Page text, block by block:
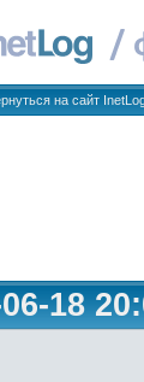
на сайт
18